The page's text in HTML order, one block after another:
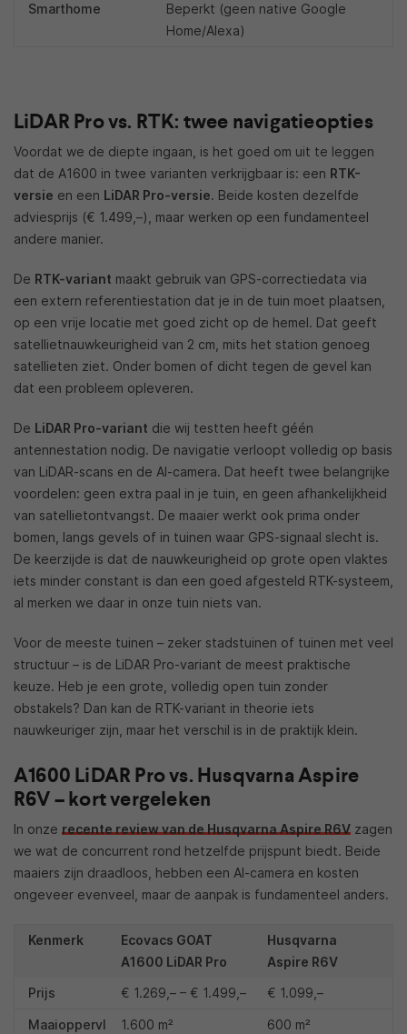
Smarthome
Beperkt (geen native Google
Home/Alexa)
LiDAR Pro vs. RTK: twee navigatieopties
Voordat we de diepte ingaan, is het goed om uit te leggen
dat de A1600 in twee varianten verkrijgbaar is: een RTK-
versie en een LiDAR Pro-versie. Beide kosten dezelfde
adviesprijs (€ 1.499,–), maar werken op een fundamenteel
andere manier.
De RTK-variant maakt gebruik van GPS-correctiedata via
een extern referentiestation dat je in de tuin moet plaatsen,
op een vrije locatie met goed zicht op de hemel. Dat geeft
satellietnauwkeurigheid van 2 cm, mits het station genoeg
satellieten ziet. Onder bomen of dicht tegen de gevel kan
dat een probleem opleveren.
De LiDAR Pro-variant die wij testten heeft géén
antennestation nodig. De navigatie verloopt volledig op basis
van LiDAR-scans en de AI-camera. Dat heeft twee belangrijke
voordelen: geen extra paal in je tuin, en geen afhankelijkheid
van satellietontvangst. De maaier werkt ook prima onder
bomen, langs gevels of in tuinen waar GPS-signaal slecht is.
De keerzijde is dat de nauwkeurigheid op grote open vlaktes
iets minder constant is dan een goed afgesteld RTK-systeem,
al merken we daar in onze tuin niets van.
Voor de meeste tuinen – zeker stadstuinen of tuinen met veel
structuur – is de LiDAR Pro-variant de meest praktische
keuze. Heb je een grote, volledig open tuin zonder
obstakels? Dan kan de RTK-variant in theorie iets
nauwkeuriger zijn, maar het verschil is in de praktijk klein.
A1600 LiDAR Pro vs. Husqvarna Aspire
R6V – kort vergeleken
In onze recente review van de Husqvarna Aspire R6V zagen
we wat de concurrent rond hetzelfde prijspunt biedt. Beide
maaiers zijn draadloos, hebben een AI-camera en kosten
ongeveer evenveel, maar de aanpak is fundamenteel anders.
Kenmerk
Ecovacs GOAT
A1600 LiDAR Pro
Husqvarna
Aspire R6V
Prijs
€ 1.269,– – € 1.499,– € 1.099,–
Maaioppervl 1.600 m² 600 m²